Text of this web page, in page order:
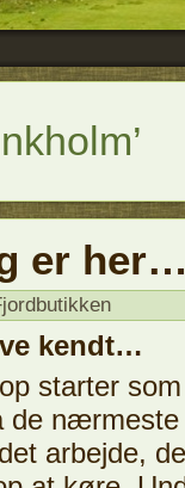
er
kendt…
starter
de
arbejde,